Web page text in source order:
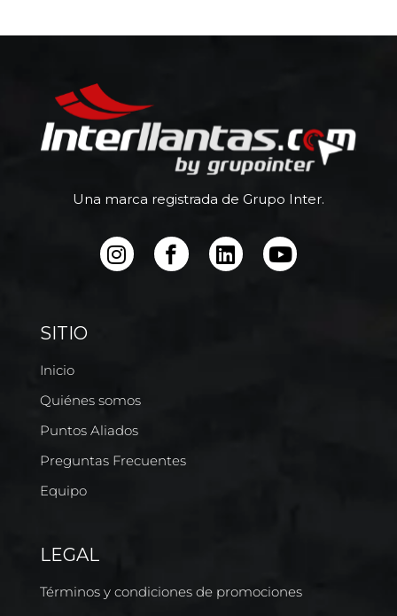
Una marca registrada de Grupo Inter.
SITIO
Inicio
Quiénes somos
Puntos Aliados
Preguntas Frecuentes
Equipo
LEGAL
Términos y condiciones de promociones